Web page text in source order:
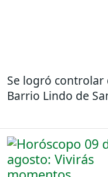
Se logró
Barrio Lindo de